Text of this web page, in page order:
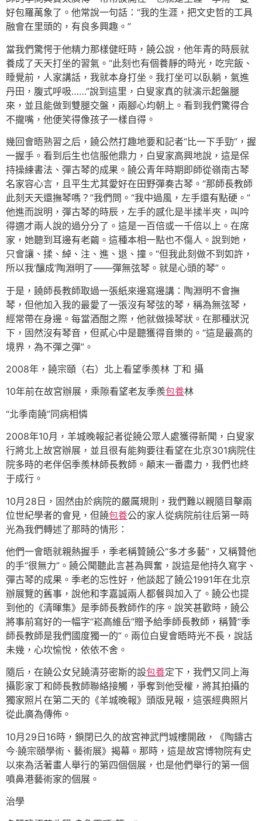
好包羅萬象了。他常說一句話：“我的生涯，把文史哲的工具
融會在里頭的，有良多興趣。”
當我們驚愕于他精力那樣健旺時，饒公說，他年青的時辰就
養成了天天打坐的習氣。“此刻也有個養靜的時光，吃完飯、
睡覺前，人家講話，我就本身打坐。我打坐可以臥躺，氣進
丹田，腹式呼吸……”說到這里，白叟家真的就演示起盤腿
來，並且能做到雙腿交盤，兩腳心均朝上。看到我們驚得合
不攏嘴，他便笑得像孩子一樣自得。
幾回會晤熟習之后，饒公然打趣地要和記者“比一下手勁”，握
一握手。看到后生也信服他鼎力，白叟家高興地說，這是保
持操練書法、彈古琴的成果。饒公青年時期即師從嶺南古琴
名家容心言，且平生尤其愛好在田野彈奏古琴。“那師長教師
此刻天天還撫琴嗎？”我們問。“我中過風，左手還有點硬。”
他進而說明，彈古琴的時辰，左手的感化是半揉半夾，叫吟
得適才兩人說的過分分了。這是一百倍或一千倍以上。在席
家，她聽到耳邊有老繭。這種本相一點也不傷人。說到她，
只會讓、揉、綽、注、進、退、撞。“但我此刻做不到如許，
所以我‘釀成’陶淵明了——彈無弦琴。就是心頭的琴”。
于是，饒師長教師取過一張紙來邊寫邊講：陶淵明不會撫
琴，但他加入我的最愛了一張沒有琴弦的琴，稱為無弦琴，
經常帶在身邊。每當酒酣之際，他就做操琴狀。在那種狀況
下，固然沒有琴音，但貳心中是聽獲得音樂的。“這是最高的
境界，為不彈之彈”。
2008年，饒宗頤（右）北上看望季羨林 丁和 攝
10年前在故宮辦展，乘隙看望老友季羨包養林
“北季南饒”同病相憐
2008年10月，羊城晚報記者從饒公眾人處獲得新聞，白叟家
行將北上故宮辦展，並且很有能夠要往看望在北京301病院住
院多時的老伴侶季羨林師長教師。顛末一番盡力，我們也終
于成行。
10月28日，固然由於病院的嚴厲規則，我們難以親隨目擊兩
位世紀學者的會見，但饒包養公的家人從病院前往后第一時
光為我們轉述了那時的情形：
他們一會晤就親熱握手，季老稱贊饒公“多才多藝”，又稱贊他
的手“很無力”。饒公聞聽此言甚為興奮，說這是他持久寫字、
彈古琴的成果。季老的忘性好，他談起了饒公1991年在北京
辦展覽的舊事，說他和李嘉誠兩人都餐與加入了。饒公也提
到他的《清暉集》是季師長教師作的序。說笑甚歡時，饒公
將事前寫好的一幅字“崧高維岳”贈予給季師長教師，稱贊“季
師長教師是我們國度獨一的”。兩位白叟會晤時光不長，說話
未幾，心坎愉悅，依依不舍。
隨后，在饒公女兒饒清芬密斯的設包養定下，我們又同上海
攝影家丁和師長教師聯絡接觸，爭奪到他受權，將其拍攝的
獨家照片在第二天的《羊城晚報》頭版見報，這張經典照片
從此廣為傳佈。
10月29日16時，鎖閉已久的故宮神武門城樓開啟，《陶鑄古
今·饒宗頤學術、藝術展》揭幕。那時，這是故宮博物院有史
以來為活著畫人舉行的第四個個展，也是他們舉行的第一個
噴鼻港藝術家的個展。
治學